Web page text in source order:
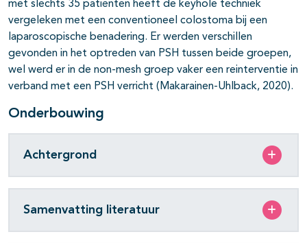
met slechts 35 patiënten heeft de keyhole techniek
vergeleken met een conventioneel colostoma bij een
laparoscopische benadering. Er werden verschillen
gevonden in het optreden van PSH tussen beide groepen,
wel werd er in de non-mesh groep vaker een reinterventie in
verband met een PSH verricht (Makarainen-Uhlback, 2020).
Onderbouwing
Achtergrond
Samenvatting literatuur